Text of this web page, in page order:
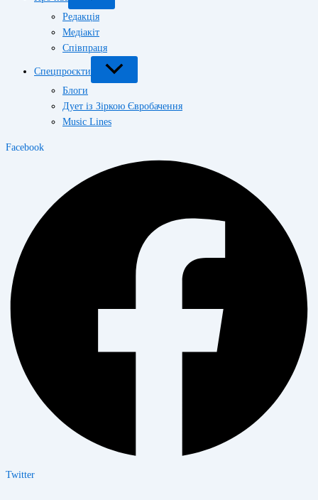
Редакція
Медіакіт
Співпраця
Спецпроєкти
Блоги
Дует із Зіркою Євробачення
Music Lines
Facebook
Twitter